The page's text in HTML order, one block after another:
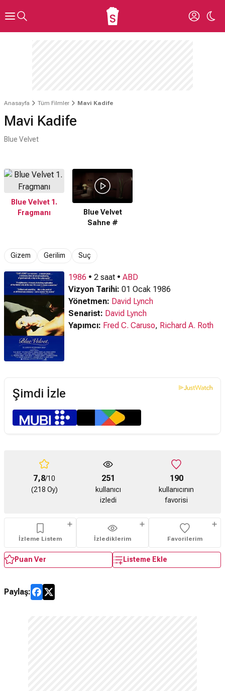
Anasayfa Tüm Filmler Mavi Kadife
Mavi Kadife
Blue Velvet
Blue Velvet 1.
Fragmanı
Blue Velvet
Sahne #
Gizem Gerilim Suç
1986 • 2 saat • ABD
Vizyon Tarihi: 01 Ocak 1986
Yönetmen: David Lynch
Senarist: David Lynch
Yapımcı: Fred C. Caruso, Richard A. Roth
Şimdi İzle
7,8/10
(218 Oy)
251
kullanıcı
izledi
190
kullanıcının
favorisi
İzleme Listem İzlediklerim Favorilerim
Puan Ver Listeme Ekle
Paylaş: